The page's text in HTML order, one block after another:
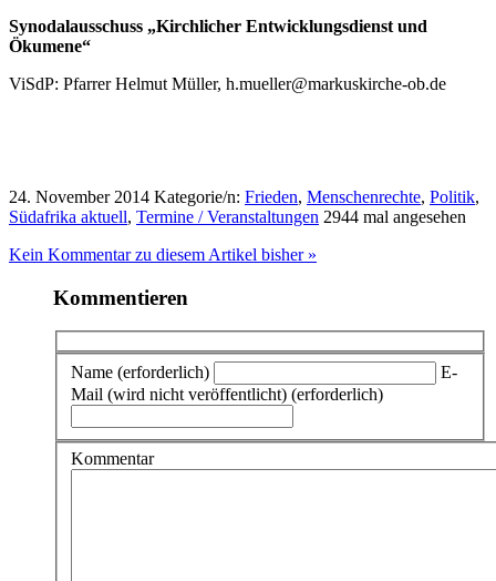
Synodalausschuss „Kirchlicher Entwicklungsdienst und
Ökumene“
ViSdP: Pfarrer Helmut Müller, h.mueller@markuskirche-ob.de
24. November 2014 Kategorie/n: Frieden, Menschenrechte, Politik,
Südafrika aktuell, Termine / Veranstaltungen 2944 mal angesehen
Kein Kommentar zu diesem Artikel bisher »
Kommentieren
Name (erforderlich)
E-
Mail (wird nicht veröffentlicht) (erforderlich)
Kommentar